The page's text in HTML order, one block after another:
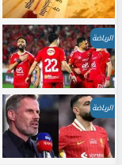
الرياضة
الرياضة